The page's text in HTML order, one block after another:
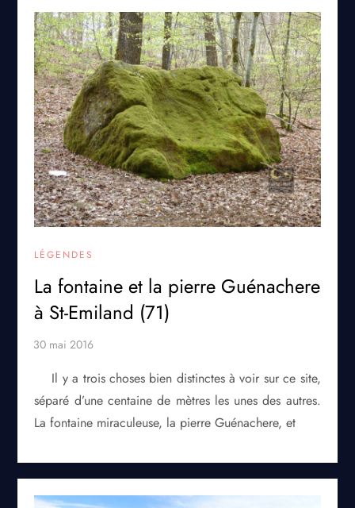
LÉGENDES
La fontaine et la pierre Guénachere
à St-Emiland (71)
Il y a trois choses bien distinctes à voir sur ce site,
séparé d’une centaine de mètres les unes des autres.
La fontaine miraculeuse, la pierre Guénachere, et